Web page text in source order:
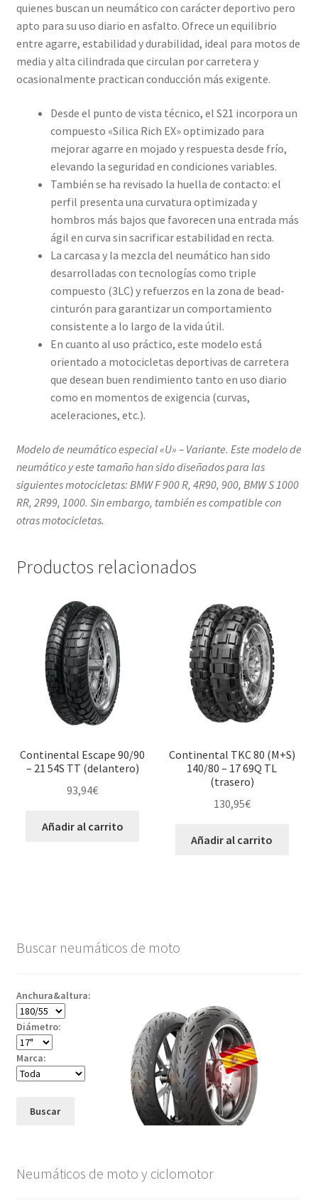
quienes buscan un neumático con carácter deportivo pero
apto para su uso diario en asfalto. Ofrece un equilibrio
entre agarre, estabilidad y durabilidad, ideal para motos de
media y alta cilindrada que circulan por carretera y
ocasionalmente practican conducción más exigente.
Desde el punto de vista técnico, el S21 incorpora un
compuesto «Silica Rich EX» optimizado para
mejorar agarre en mojado y respuesta desde frío,
elevando la seguridad en condiciones variables.
También se ha revisado la huella de contacto: el
perfil presenta una curvatura optimizada y
hombros más bajos que favorecen una entrada más
ágil en curva sin sacrificar estabilidad en recta.
La carcasa y la mezcla del neumático han sido
desarrolladas con tecnologías como triple
compuesto (3LC) y refuerzos en la zona de bead-
cinturón para garantizar un comportamiento
consistente a lo largo de la vida útil.
En cuanto al uso práctico, este modelo está
orientado a motocicletas deportivas de carretera
que desean buen rendimiento tanto en uso diario
como en momentos de exigencia (curvas,
aceleraciones, etc.).
Modelo de neumático especial «U» – Variante. Este modelo de
neumático y este tamaño han sido diseñados para las
siguientes motocicletas: BMW F 900 R, 4R90, 900, BMW S 1000
RR, 2R99, 1000. Sin embargo, también es compatible con
otras motocicletas.
Productos relacionados
Continental Escape 90/90
– 21 54S TT (delantero)
93,94€
Añadir al carrito
Continental TKC 80 (M+S)
140/80 – 17 69Q TL
(trasero)
130,95€
Añadir al carrito
Buscar neumáticos de moto
Anchura&altura:
Diámetro:
Marca:
Buscar
Neumáticos de moto y ciclomotor